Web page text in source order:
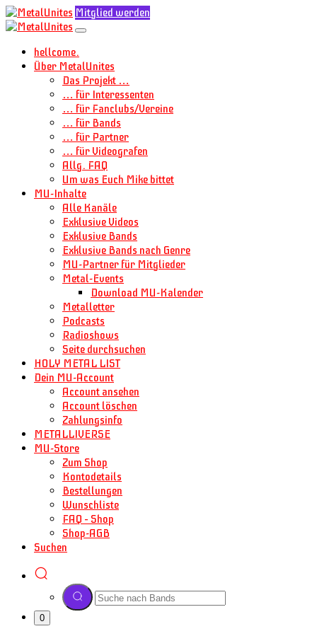
Mitglied werden
hellcome.
Über MetalUnites
Das Projekt …
… für Interessenten
… für Fanclubs/Vereine
… für Bands
… für Partner
… für Videografen
Allg. FAQ
Um was Euch Mike bittet
MU-Inhalte
Alle Kanäle
Exklusive Videos
Exklusive Bands
Exklusive Bands nach Genre
MU-Partner für Mitglieder
Metal-Events
Download MU-Kalender
Metalletter
Podcasts
Radioshows
Seite durchsuchen
HOLY METAL LIST
Dein MU-Account
Account ansehen
Account löschen
Zahlungsinfo
METALLIVERSE
MU-Store
Zum Shop
Kontodetails
Bestellungen
Wunschliste
FAQ – Shop
Shop-AGB
Suchen
0